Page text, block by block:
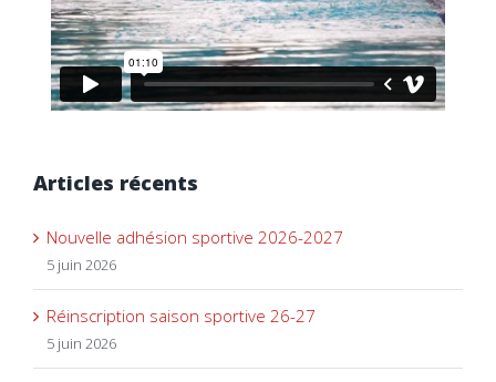
Articles récents
Nouvelle adhésion sportive 2026-2027
5 juin 2026
Réinscription saison sportive 26-27
5 juin 2026